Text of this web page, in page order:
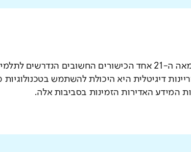
בעידן הדיגיטלי של המאה ה-21 אחד הכישורים החשובים
דיגיטלית היא היכולת להשתמש
המידע האדירות הזמינות בסביבות אלה.